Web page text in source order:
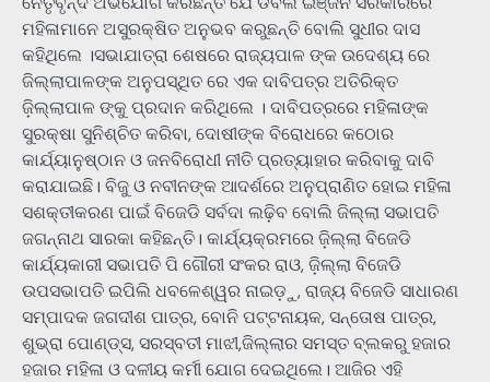
ମହିଳାମାନେ ଅସୁରକ୍ଷିତ ଅନୁଭବ କରୁଛନ୍ତି ବୋଲି ସୁଧୀର ଦାସ
କହିଥିଲେ ।ସଭାଯାତ୍ରା ଶେଷରେ ରାଜ୍ୟପାଳ ଙ୍କ ଉଦେଶ୍ୟ ରେ
ଜିଲ୍ଲାପାଳଙ୍କ ଅନୁପସ୍ଥିତ ରେ ଏକ ଦାବିପତ୍ର ଅତିରିକ୍ତ
ଜ଼ିଲ୍ଲାପାଳ ଙ୍କୁ ପ୍ରଦାନ କରିଥିଲେ । ଦାବିପତ୍ରରେ ମହିଳାଙ୍କ
ସୁରକ୍ଷା ସୁନିଶ୍ଚିତ କରିବା, ଦୋଷୀଙ୍କ ବିରୋଧରେ କଠୋର
କାର୍ଯ୍ୟାନୁଷ୍ଠାନ ଓ ଜନବିରୋଧୀ ନୀତି ପ୍ରତ୍ୟାହାର କରିବାକୁ ଦାବି
କରାଯାଇଛି। ବିଜୁ ଓ ନବୀନଙ୍କ ଆଦର୍ଶରେ ଅନୁପ୍ରାଣିତ ହୋଇ ମହିଳା
ସଶକ୍ତୀକରଣ ପାଇଁ ବିଜେଡି ସର୍ବଦା ଲଢ଼ିବ ବୋଲି ଜିଲ୍ଲା ସଭାପତି
ଜଗନ୍ନାଥ ସାରକା କହିଛନ୍ତି। କାର୍ଯ୍ୟକ୍ରମରେ ଜ଼ିଲ୍ଲା ବିଜେଡି
କାର୍ଯ୍ୟକାରୀ ସଭାପତି ପି ଗୌରୀ ସଂକର ରାଓ, ଜ଼ିଲ୍ଲା ବିଜେଡି
ଉପସଭାପତି ଇପିଲି ଧବଳେଶ୍ୱର ନାଇଡ଼ୁ, ରାଜ୍ୟ ବିଜେଡି ସାଧାରଣ
ସମ୍ପାଦକ ଜଗଦୀଶ ପାତ୍ର, ବୋନି ପଟ୍ଟନାୟକ, ସନ୍ତୋଷ ପାତ୍ର,
ଶୁଭ୍ରା ପୋଣ୍ଡ୍ସ, ସରସ୍ବତୀ ମାଝୀ,ଜିଲ୍ଲାର ସମସ୍ତ ବ୍ଲକରୁ ହଜାର
ହଜାର ମହିଳା ଓ ଦଳୀୟ କର୍ମୀ ଯୋଗ ଦେଇଥିଲେ। ଆଜିର ଏହି